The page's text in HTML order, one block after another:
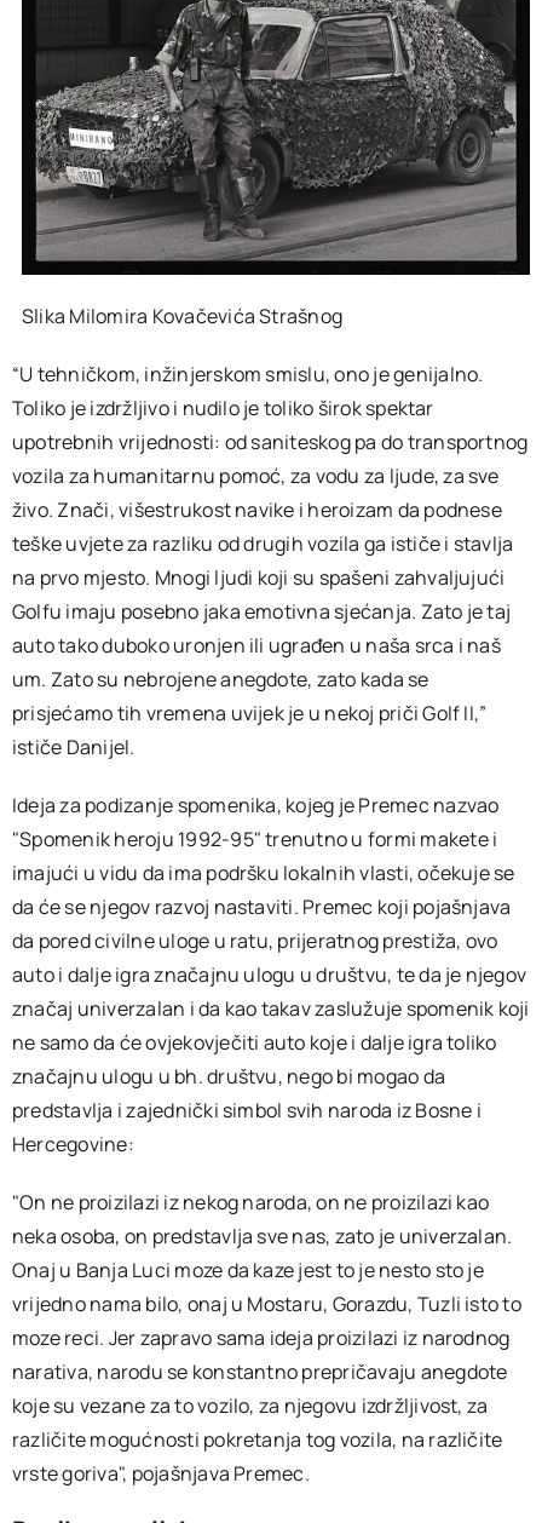
Slika Milomira Kovačevića Strašnog
“U tehničkom, inžinjerskom smislu, ono je genijalno.
Toliko je izdržljivo i nudilo je toliko širok spektar
upotrebnih vrijednosti: od saniteskog pa do transportnog
vozila za humanitarnu pomoć, za vodu za ljude, za sve
živo. Znači, višestrukost navike i heroizam da podnese
teške uvjete za razliku od drugih vozila ga ističe i stavlja
na prvo mjesto. Mnogi ljudi koji su spašeni zahvaljujući
Golfu imaju posebno jaka emotivna sjećanja. Zato je taj
auto tako duboko uronjen ili ugrađen u naša srca i naš
um. Zato su nebrojene anegdote, zato kada se
prisjećamo tih vremena uvijek je u nekoj priči Golf II,”
ističe Danijel.
Ideja za podizanje spomenika, kojeg je Premec nazvao
"Spomenik heroju 1992-95" trenutno u formi makete i
imajući u vidu da ima podršku lokalnih vlasti, očekuje se
da će se njegov razvoj nastaviti. Premec koji pojašnjava
da pored civilne uloge u ratu, prijeratnog prestiža, ovo
auto i dalje igra značajnu ulogu u društvu, te da je njegov
značaj univerzalan i da kao takav zaslužuje spomenik koji
ne samo da će ovjekovječiti auto koje i dalje igra toliko
značajnu ulogu u bh. društvu, nego bi mogao da
predstavlja i zajednički simbol svih naroda iz Bosne i
Hercegovine:
"On ne proizilazi iz nekog naroda, on ne proizilazi kao
neka osoba, on predstavlja sve nas, zato je univerzalan.
Onaj u Banja Luci moze da kaze jest to je nesto sto je
vrijedno nama bilo, onaj u Mostaru, Gorazdu, Tuzli isto to
moze reci. Jer zapravo sama ideja proizilazi iz narodnog
narativa, narodu se konstantno prepričavaju anegdote
koje su vezane za to vozilo, za njegovu izdržljivost, za
različite mogućnosti pokretanja tog vozila, na različite
vrste goriva", pojašnjava Premec.